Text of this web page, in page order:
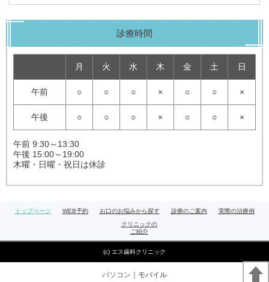
診療時間
月 火 水 木 金 土 日
午前 ○ ○ ○ × ○ ○ ×
午後 ○ ○ ○ × ○ ○ ×
午前 9:30～13:30
午後 15:00～19:00
木曜・日曜・祝日は休診
トップページ WEB予約 お口のお悩みから探す 診療のご案内
実際の治療例
クリニックの
ご紹介
(c) エス歯科クリニック
パソコン ｜モバイル